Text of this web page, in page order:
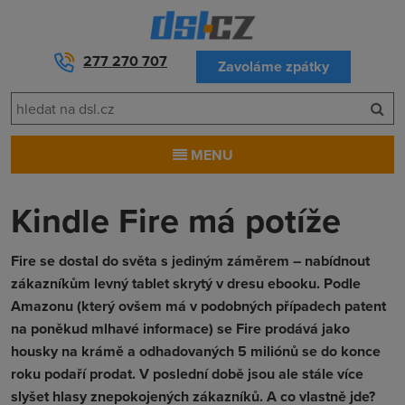
277 270 707 Zavoláme zpátky
MENU
Kindle Fire má potíže
Fire se dostal do světa s jediným záměrem – nabídnout
zákazníkům levný tablet skrytý v dresu ebooku. Podle
Amazonu (který ovšem má v podobných případech patent
na poněkud mlhavé informace) se Fire prodává jako
housky na krámě a odhadovaných 5 miliónů se do konce
roku podaří prodat. V poslední době jsou ale stále více
slyšet hlasy znepokojených zákazníků. A co vlastně jde?